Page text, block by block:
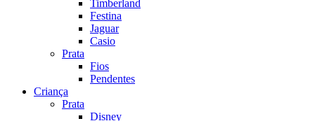
Timberland
Festina
Jaguar
Casio
Prata
Fios
Pendentes
Criança
Prata
Disney